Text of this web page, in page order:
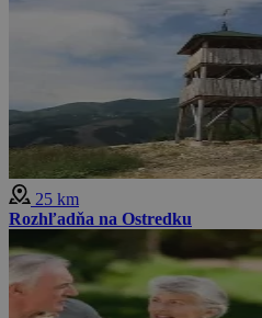
25 km
Rozhľadňa na Ostredku